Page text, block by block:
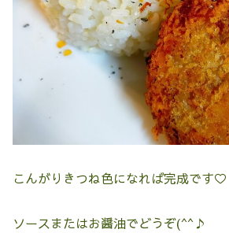
こんがりきつね色になれば完成です♡
ソースまたはお醤油でどうぞ(^^♪